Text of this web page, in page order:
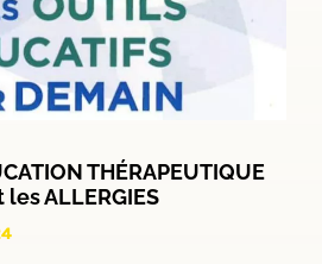
THÉRAPEUTIQUE
ALLERGIES